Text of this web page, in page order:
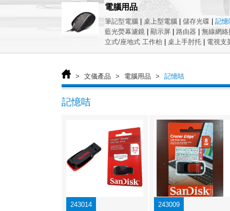
電腦用品
筆記型電腦 桌上型電腦 儲存光碟
記憶
藍光熒幕濾鏡
顯示屏 路由器
無線網絡
立式/座地式 工作枱
桌上手肘托 電視支
> 文儀產品 > 電腦用品 > 記憶咭
記憶咭
243014
243009